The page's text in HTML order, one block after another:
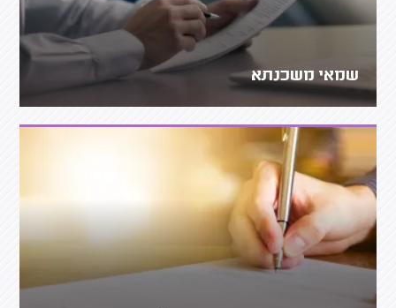
שמאי משכנתא